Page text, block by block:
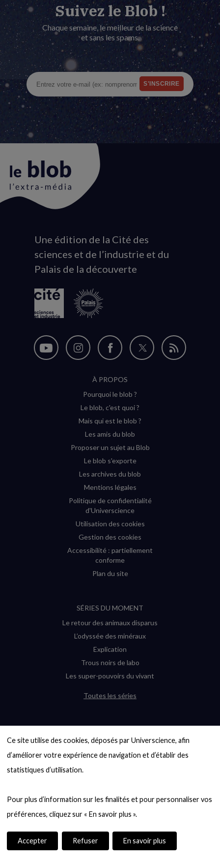
Ce site utilise des cookies, déposés par Universcience, afin
d’améliorer votre expérience de navigation et d’établir des
statistiques d’utilisation.
Pour plus d’information sur les finalités et pour personnaliser vos
Accepter Refuser En savoir plus
Suivez le Blob !
Chaque semaine, le meilleur de la science
et sans les spams.
Animation
du
logo
Une édition de la Cité des
sciences et de l’industrie et du
Palais de la découverte
Nous
Nous
Instagram
(nouvelle
Nous
sur
Facebook
(nouvelle
Nous
Flux
À PROPOS
Pourquoi le blob ?
Le blob, c'est quoi ?
Mais qui est le blob ?
Les amis du blob
Proposer un sujet au Blob
Le blob s'exporte
Les archives du blob
Mentions légales
Politique de confidentialité
d'Universcience
Utilisation des cookies
Gestion des cookies
Accessibilité : partiellement
conforme
Plan du site
SÉRIES DU MOMENT
Le retour des animaux disparus
L’odyssée des minéraux
Explication
Trous noirs de labo
Les super-pouvoirs du vivant
Toutes les séries
6000 exoplanètes, et pas de « Terre »
en vue ?
Quel avenir pour les cryptos ?
Entre mathématiques et politique : la
quête d’un vote équitable
casse-tête